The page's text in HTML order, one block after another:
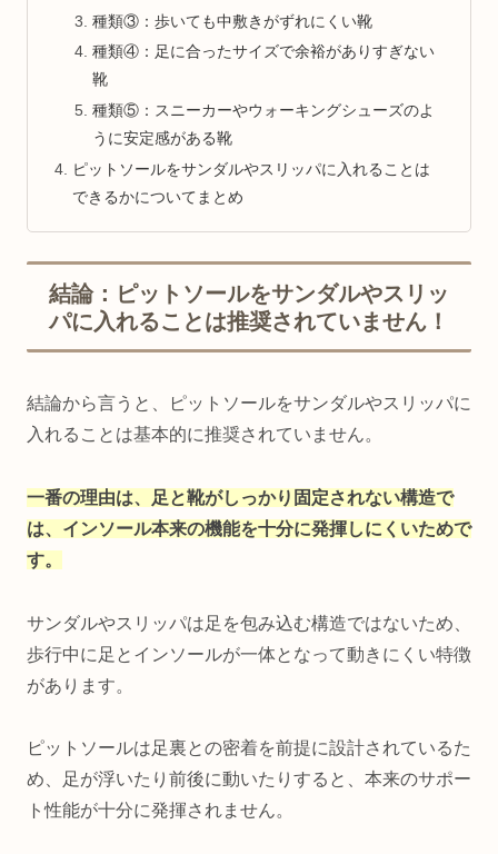
種類③：歩いても中敷きがずれにくい靴
種類④：足に合ったサイズで余裕がありすぎない
靴
種類⑤：スニーカーやウォーキングシューズのよ
うに安定感がある靴
ピットソールをサンダルやスリッパに入れることは
できるかについてまとめ
結論：ピットソールをサンダルやスリッ
パに入れることは推奨されていません！
結論から言うと、ピットソールをサンダルやスリッパに
入れることは基本的に推奨されていません。
一番の理由は、足と靴がしっかり固定されない構造で
は、インソール本来の機能を十分に発揮しにくいためで
す。
サンダルやスリッパは足を包み込む構造ではないため、
歩行中に足とインソールが一体となって動きにくい特徴
があります。
ピットソールは足裏との密着を前提に設計されているた
め、足が浮いたり前後に動いたりすると、本来のサポー
ト性能が十分に発揮されません。